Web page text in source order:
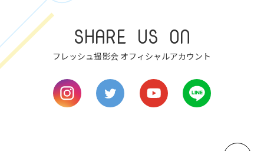
8
wed
10
SHARE US ON
フレッシュ撮影会 オフィシャルアカウント